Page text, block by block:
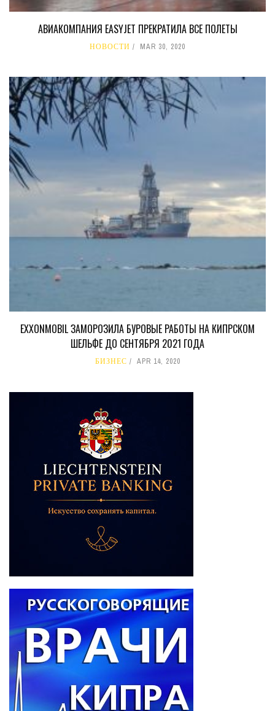
АВИАКОМПАНИЯ EASYJET ПРЕКРАТИЛА ВСЕ ПОЛЕТЫ
НОВОСТИ MAR 30, 2020
EXXONMOBIL ЗАМОРОЗИЛА БУРОВЫЕ РАБОТЫ НА КИПРСКОМ
ШЕЛЬФЕ ДО СЕНТЯБРЯ 2021 ГОДА
БИЗНЕС APR 14, 2020